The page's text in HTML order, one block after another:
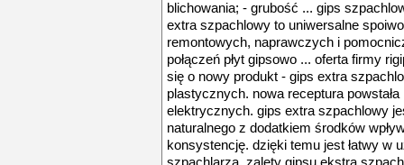
blichowania; - grubość ... gips
extra szpachlowy to uniwersalne
remontowych, naprawczych i
połączeń płyt gipsowo ... oferta firmy
się o nowy produkt - gips extra
plastycznych. nowa receptura
elektrycznych. gips extra szpachlowy
naturalnego z dodatkiem środków
konsystencję. dzięki temu jest łatwy w